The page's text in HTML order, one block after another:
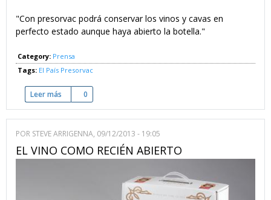
"Con presorvac podrá conservar los vinos y cavas en
perfecto estado aunque haya abierto la botella."
Category: Prensa
Tags: El País Presorvac
Leer más sobre Bebidas Perfectas
0
POR STEVE ARRIGENNA, 09/12/2013 - 19:05
EL VINO COMO RECIÉN ABIERTO